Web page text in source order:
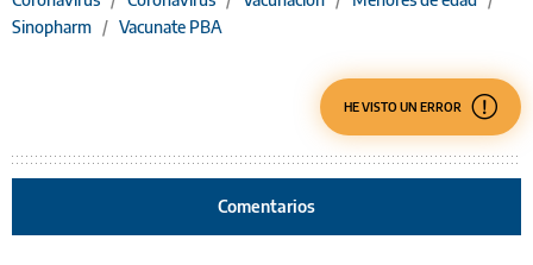
Sinopharm / Vacunate PBA
HE VISTO UN ERROR
Comentarios